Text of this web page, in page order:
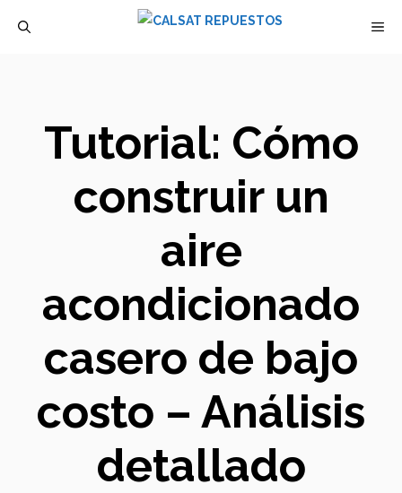
Tutorial: Cómo
construir un
aire
acondicionado
casero de bajo
costo – Análisis
detallado